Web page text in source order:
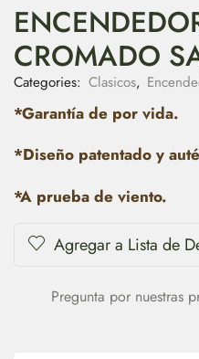
CROMADO
Categories: Clasicos,
*Garantía de por vida.
*Diseño patentado y
*A prueba de viento.
Agregar a Lista de
Pregunta por nuestras